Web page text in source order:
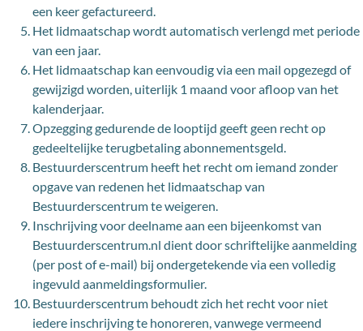
een keer gefactureerd.
Het lidmaatschap wordt automatisch verlengd met periode
van een jaar.
Het lidmaatschap kan eenvoudig via een mail opgezegd of
gewijzigd worden, uiterlijk 1 maand voor afloop van het
kalenderjaar.
Opzegging gedurende de looptijd geeft geen recht op
gedeeltelijke terugbetaling abonnementsgeld.
Bestuurderscentrum heeft het recht om iemand zonder
opgave van redenen het lidmaatschap van
Bestuurderscentrum te weigeren.
Inschrijving voor deelname aan een bijeenkomst van
Bestuurderscentrum.nl dient door schriftelijke aanmelding
(per post of e-mail) bij ondergetekende via een volledig
ingevuld aanmeldingsformulier.
Bestuurderscentrum behoudt zich het recht voor niet
iedere inschrijving te honoreren, vanwege vermeend